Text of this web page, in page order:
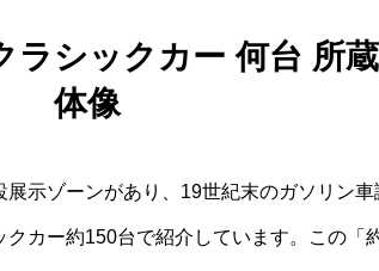
ラシックカー 何台 所
体像
展示ゾーンがあり、19世紀末のガソリン
カー約150台で紹介しています。この「